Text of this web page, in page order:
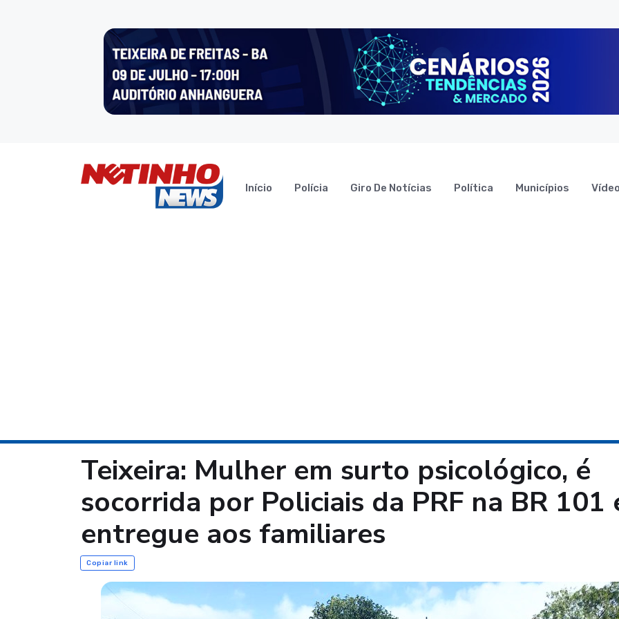
Início Polícia Giro De Notícias Política Municípios
Teixeira: Mulher em surto psicológico, é
socorrida por Policiais da PRF na BR 101
entregue aos familiares
Copiar link